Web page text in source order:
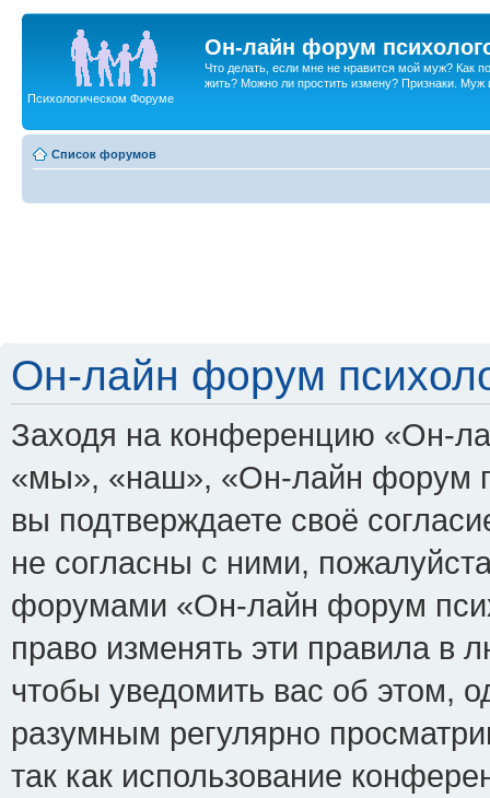
Он-лайн форум
Что делать, если мне не нравится мой муж? Как
жить? Можно ли простить измену? Признаки. Муж
Психологическом Форуме
Список форумов
Он-лайн форум
Заходя на конференцию «Он-
«мы», «наш», «Он-лайн форум
вы подтверждаете своё
не согласны с ними,
форумами «Он-лайн форум
право изменять эти правила в
чтобы уведомить вас об этом,
разумным регулярно
так как использование